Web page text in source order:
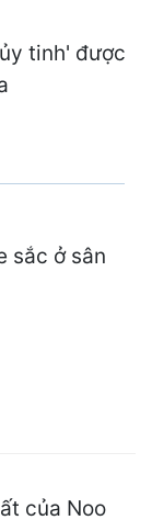
tinh' được
sắc ở sân
của Noo